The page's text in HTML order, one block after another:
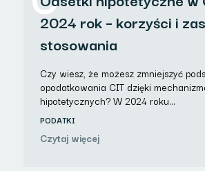
2024 rok – korzyści i
stosowania
Czy wiesz, że możesz zmniejszyć
opodatkowania CIT dzięki
hipotetycznych? W 2024 roku…
PODATKI
Czytaj więcej